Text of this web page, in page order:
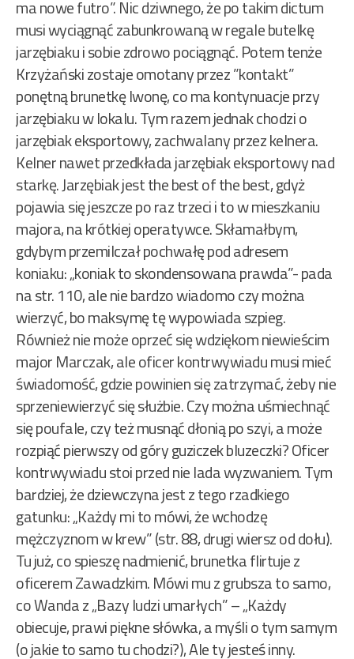
ma nowe futro”. Nic dziwnego, że po takim dictum
musi wyciągnąć zabunkrowaną w regale butelkę
jarzębiaku i sobie zdrowo pociągnąć. Potem tenże
Krzyżański zostaje omotany przez ”kontakt”
ponętną brunetkę Iwonę, co ma kontynuacje przy
jarzębiaku w lokalu. Tym razem jednak chodzi o
jarzębiak eksportowy, zachwalany przez kelnera.
Kelner nawet przedkłada jarzębiak eksportowy nad
starkę. Jarzębiak jest the best of the best, gdyż
pojawia się jeszcze po raz trzeci i to w mieszkaniu
majora, na krótkiej operatywce. Skłamałbym,
gdybym przemilczał pochwałę pod adresem
koniaku: „koniak to skondensowana prawda”- pada
na str. 110, ale nie bardzo wiadomo czy można
wierzyć, bo maksymę tę wypowiada szpieg.
Również nie może oprzeć się wdziękom niewieścim
major Marczak, ale oficer kontrwywiadu musi mieć
świadomość, gdzie powinien się zatrzymać, żeby nie
sprzeniewierzyć się służbie. Czy można uśmiechnąć
się poufale, czy też musnąć dłonią po szyi, a może
rozpiąć pierwszy od góry guziczek bluzeczki? Oficer
kontrwywiadu stoi przed nie lada wyzwaniem. Tym
bardziej, że dziewczyna jest z tego rzadkiego
gatunku: „Każdy mi to mówi, że wchodzę
mężczyznom w krew” (str. 88, drugi wiersz od dołu).
Tu już, co spieszę nadmienić, brunetka flirtuje z
oficerem Zawadzkim. Mówi mu z grubsza to samo,
co Wanda z „Bazy ludzi umarłych” – „Każdy
obiecuje, prawi piękne słówka, a myśli o tym samym
(o jakie to samo tu chodzi?), Ale ty jesteś inny.